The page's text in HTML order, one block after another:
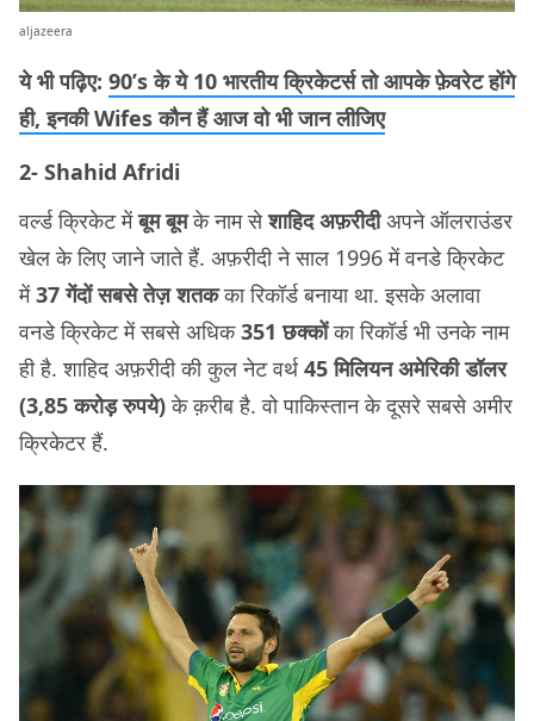
aljazeera
ये भी पढ़िए: 90’s के ये 10 भारतीय क्रिकेटर्स तो आपके फ़ेवरेट होंगे
ही, इनकी Wifes कौन हैं आज वो भी जान लीजिए
2- Shahid Afridi
वर्ल्ड क्रिकेट मेंबूम बूमके नाम सेशाहिद अफ़रीदीअपने ऑलराउंडर
खेल के लिए जाने जाते हैं. अफ़रीदी ने साल 1996 में वनडे क्रिकेट
में37 गेंदों सबसे तेज़ शतकका रिकॉर्ड बनाया था. इसके अलावा
वनडे क्रिकेट में सबसे अधिक351 छक्कोंका रिकॉर्ड भी उनके नाम
ही है. शाहिद अफ़रीदी की कुल नेट वर्थ 45 मिलियन अमेरिकी डॉलर
(3,85 करोड़ रुपये)के क़रीब है. वो पाकिस्तान के दूसरे सबसे अमीर
क्रिकेटर हैं.